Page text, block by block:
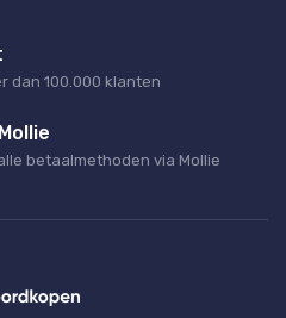
dan 100.000 klanten
betaalmethoden via Mollie